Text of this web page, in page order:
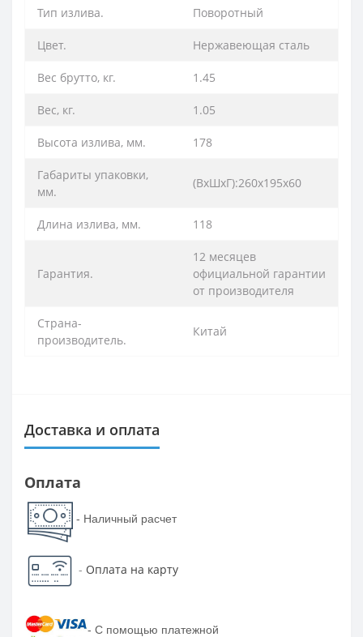
Тип излива. Поворотный
Цвет. Нержавеющая сталь
Вес брутто, кг. 1.45
Вес, кг. 1.05
Высота излива, мм. 178
Габариты упаковки,
мм.
(ВхШхГ):260х195х60
Длина излива, мм. 118
Гарантия.
12 месяцев
официальной гарантии
от производителя
Страна-
производитель.
Китай
Доставка и оплата
Оплата
- Наличный расчет
- Оплата на карту
- С помощью платежной